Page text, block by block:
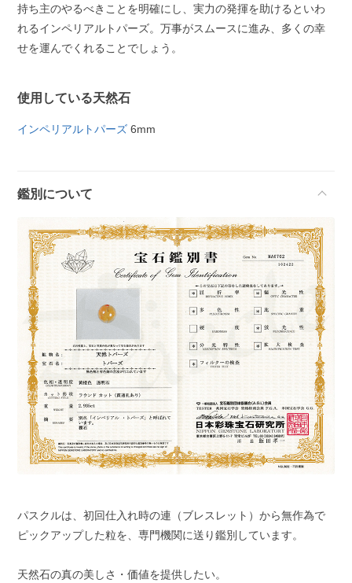
持ち主のやるべきことを明確にし、実力の発揮を助けるといわ
れるインペリアルトパーズ。万事がスムースに進み、多くの幸
せを運んでくれることでしょう。
使用している天然石
インペリアルトパーズ 6mm
鑑別について
パスクルは、初回仕入れ時の連（ブレスレット）から無作為で
ピックアップした粒を、専門機関に送り鑑別しています。
天然石の真の美しさ・価値を提供したい。